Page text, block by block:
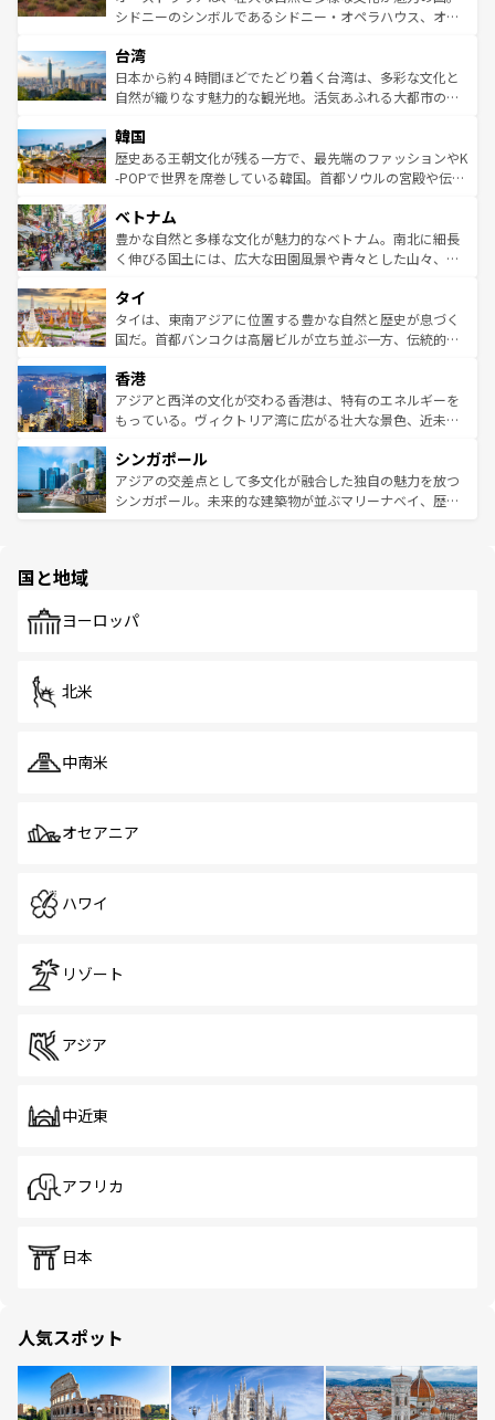
るだろう。車でのロードトリップや列車の旅も、アメリカ
情報は
文化や歴史が息づいている。「アロハスピリット」と呼ば
人々、おいしいローカルフードやハワイアンミュージッ
ク、伝統的なフラダンスなど、すべてがハワイの魅力を彩
っている。訪れるたびに新しい発見と感動が待っているハ
はコンテンツ一覧
シドニーのシンボルであるシドニー・オペラハウス、オー
リアリーフや大陸中央部にそびえるウルル（エアーズロッ
ク）、タスマニアの美しい原生林やケアンズの熱帯雨林な
ど、見どころがたくさん。また、カフェやワイン、オージ
いる。アクティビティも充実しており、サーフィンやダイ
ビング、ハイキングなど、アウトドア好きにはたまらな
い。オーストラリアの多彩な魅力を存分に味わいつくそ
参照してほしい。
台湾
日本から約４時間ほどでたどり着く台湾は、多彩な文化と
自然が織りなす魅力的な観光地。活気あふれる大都市の台
ン）、静ひつな山岳地帯である台湾東部など、都市の喧騒
と山間の静けさが共存しており、訪れる人に新しい発見と
驚きをもたらしてくれる。また、奥深い台湾の食文化も魅
容にもいいと評判のスイーツなど、バラエティ豊かな料理
が味わえる。 なお、新着の台湾情報は コンテンツ一覧を参
照してほしい。
韓国
歴史ある王朝文化が残る一方で、最先端のファッションやK
-POPで世界を席巻している韓国。首都ソウルの宮殿や伝統
き、地方に足を延ばせば四季折々の自然美を楽しむことが
できる。そして、キムチや焼肉、絶品のストリートフード
まで、さまざまな韓国料理が待っている。夜には、韓国な
リティに包まれながら、韓国の多彩な魅力を心ゆくまで味
わってみてほしい。 なお、新着の韓国情報はコンテンツ一
覧を参照してほしい。
ベトナム
豊かな自然と多様な文化が魅力的なベトナム。南北に細長
く伸びる国土には、広大な田園風景や青々とした山々、世
急速な発展と共に伝統が息づく。ハノイの古い町並みやホ
ーチミン市のフランス統治時代の建物も、独特の雰囲気を
醸し出している。また、バラエティの豊かさとおいしさで
とつ。フォーやバインミー、ベトナムコーヒーなどは、ぜ
ひ現地で味わいたい。どの地域を訪れてもあたたかい人々
が旅行者を迎えてくれるので、きっと忘れられない旅にな
参照してほしい。
タイ
タイは、東南アジアに位置する豊かな自然と歴史が息づく
国だ。首都バンコクは高層ビルが立ち並ぶ一方、伝統的な
の活気が交差している。北部ではチェンマイなどの山岳地
帯で自然と触れ合い、南部ではプーケットやクラビの美し
いビーチでリゾート気分を楽しむことができる。タイ料理
激する。気候は一年中温暖で、どの季節にも異なる楽しみ
が待っている。親しみやすいタイの人々、仏教を中心とし
た文化、そして多様な観光資源が、訪れる旅人を魅了し続
香港
アジアと西洋の文化が交わる香港は、特有のエネルギーを
もっている。ヴィクトリア湾に広がる壮大な景色、近未来
み、どこを訪れても感動するはず。観光スポットが密集し
ており、効率よく見どころを回れるのも魅力。息をのむよ
うな絶景から文化的な体験まで、香港を存分に楽しみ尽く
シンガポール
アジアの交差点として多文化が融合した独自の魅力を放つ
シンガポール。未来的な建築物が並ぶマリーナベイ、歴史
で、ホーカーズは地元の風情を楽しめる外せないスポット
国と地域
ヨーロッパ
北米
中南米
オセアニア
ハワイ
リゾート
アジア
中近東
アフリカ
日本
人気スポット